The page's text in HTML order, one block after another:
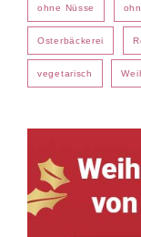
ohne Nüsse
Osterbäckerei
vegetarisch